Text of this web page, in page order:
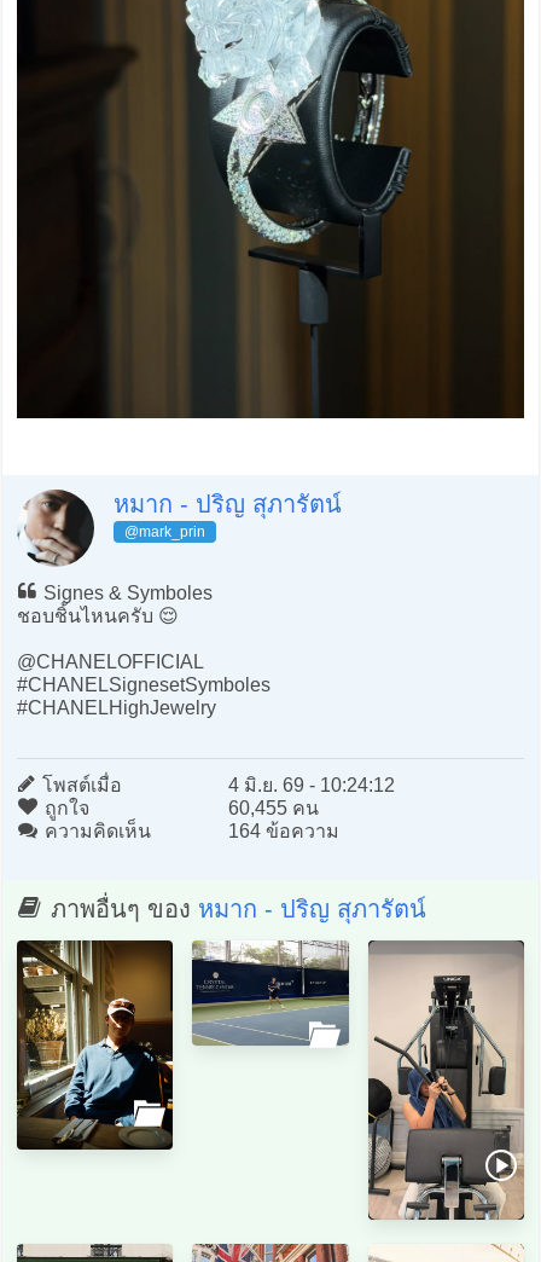
หมาก - ปริญ สุภารัตน์
@mark_prin
Signes & Symboles
ชอบชิ้นไหนครับ 😌
@CHANELOFFICIAL
#CHANELSignesetSymboles
#CHANELHighJewelry
โพสต์เมื่อ
4 มิ.ย. 69 - 10:24:12
ถูกใจ
60,455 คน
ความคิดเห็น
164 ข้อความ
ภาพอื่นๆ ของ หมาก - ปริญ สุภารัตน์